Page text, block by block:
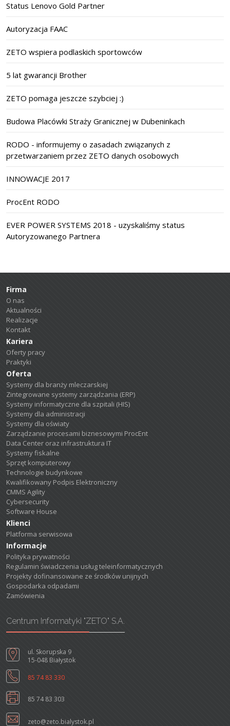
Status Lenovo Gold Partner
Autoryzacja FAAC
ZETO wspiera podlaskich sportowców
5 lat gwarancji Brother
ZETO pomaga jeszcze szybciej :)
Budowa Placówki Straży Granicznej w Dubeninkach
RODO - informujemy o zasadach związanych z
przetwarzaniem przez ZETO danych osobowych
INNOWACJE 2017
ProcEnt RODO
EVER POWER SYSTEMS 2018 - uzyskaliśmy status
Autoryzowanego Partnera
Firma
O nas
Aktualności
Realizacje
Kontakt
Kariera
Oferty pracy
Praktyki
Oferta
Systemy dla branży mleczarskiej
Zintegrowane systemy zarządzania (ERP)
Systemy informatyczne dla szpitali (HIS)
Systemy dla administracji
Systemy dla oświaty
Zarządzanie procesami biznesowymi ProcEnt
Data Center oraz infrastruktura IT
Systemy fiskalne
Sprzęt komputerowy
Technologie budynkowe
Kwalifikowany Podpis Elektroniczny
CMMS Agility
Cybersecurity
Software House
Klienci
Platforma serwisowa
Informacje
Polityka prywatności
Regulamin świadczenia usług teleinformatycznych
Projekty dofinansowane ze środków unijnych
Gospodarka odpadami
Zamówienia
Centrum Informatyki "ZETO" S.A.
ul. Skorupska 9
15-048 Białystok
85 74 83 330
85 74 83 303
zeto@zeto.bialystok.pl